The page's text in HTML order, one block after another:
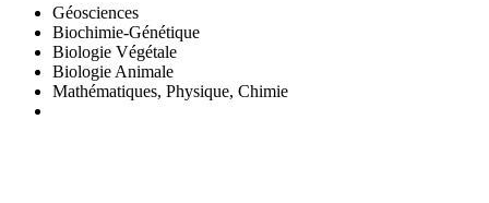
Géosciences
Biochimie-Génétique
Biologie Végétale
Biologie Animale
Mathématiques, Physique, Chimie